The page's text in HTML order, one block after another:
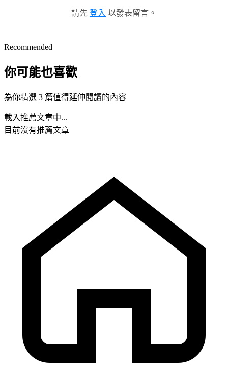
請先 登入 以發表留言。
Recommended
你可能也喜歡
為你精選 3 篇值得延伸閱讀的內容
載入推薦文章中...
目前沒有推薦文章